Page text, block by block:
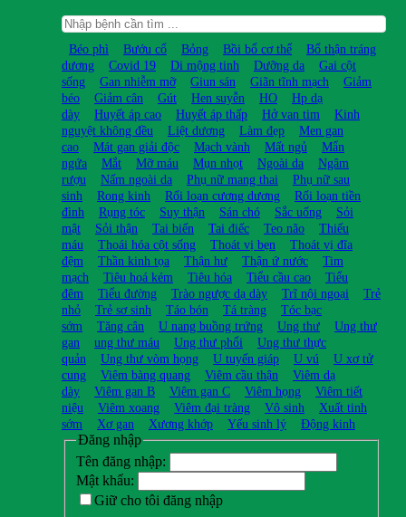
Béo phì Bướu cổ Bỏng Bồi bổ cơ thể
Bổ thận tráng
dương
Covid 19 Di mộng tinh Dưỡng da
Gai cột
sống
Gan nhiễm mỡ Giun sán Giãn tĩnh mạch
Giảm
béo
Giảm cân Gút Hen suyễn HO
Hp dạ
dày
Huyết áp cao Huyết áp thấp Hở van tim
Kinh
nguyệt không đều
Liệt dương Làm đẹp
Men gan
cao
Mát gan giải độc Mạch vành Mất ngủ
Mẩn
ngứa
Mắt Mỡ máu Mụn nhọt Ngoài da
Ngâm
rượu
Nấm ngoài da Phụ nữ mang thai
Phụ nữ sau
sinh
Rong kinh Rối loạn cương dương
Rối loạn tiền
đình
Rụng tóc Suy thận Sán chó Sắc uống
Sỏi
mật
Sỏi thận Tai biến Tai điếc Teo não
Thiếu
máu
Thoái hóa cột sống Thoát vị bẹn
Thoát vị đĩa
đệm
Thần kinh tọa Thận hư Thận ứ nước
Tim
mạch
Tiêu hoá kém Tiêu hóa Tiểu cầu cao
Tiểu
đêm
Tiểu đường Trào ngược dạ dày Trĩ nội ngoại
Trẻ
nhỏ
Trẻ sơ sinh Táo bón Tá tràng
Tóc bạc
sớm
Tăng cân U nang buồng trứng Ung thư
Ung thư
gan
ung thư máu Ung thư phổi
Ung thư thực
quản
Ung thư vòm họng U tuyến giáp U vú
U xơ tử
cung
Viêm bàng quang Viêm cầu thận
Viêm dạ
dày
Viêm gan B Viêm gan C Viêm họng
Viêm tiết
niệu
Viêm xoang Viêm đại tràng Vô sinh
Xuất tinh
sớm
Xơ gan Xương khớp Yếu sinh lý Động kinh
Đăng nhập
Tên đăng nhập:
Mật khẩu:
Giữ cho tôi đăng nhập